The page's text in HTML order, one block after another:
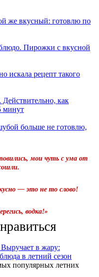
же вкусный: готовлю по
Пирожки с вкусной
искала рецепт такого
как
минут
больше не готовлю,
мои чуть с ума от
— это не то слово!
водка!»
в жару:
в летний сезон
популярных летних